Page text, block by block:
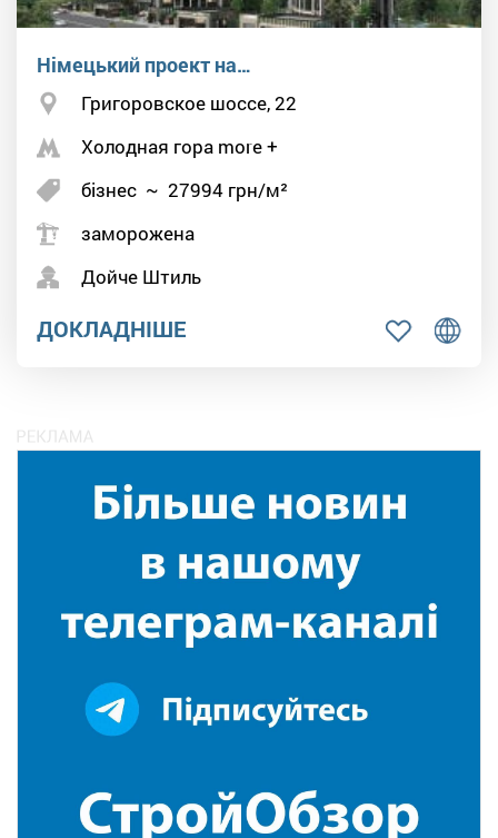
Німецький проект на…
Григоровское шоссе, 22
Холодная гора more +
бізнес ~ 27994 грн/м²
заморожена
Дойче Штиль
ДОКЛАДНІШЕ